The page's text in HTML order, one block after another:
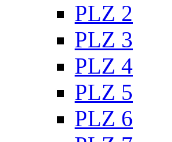
PLZ 2
PLZ 3
PLZ 4
PLZ 5
PLZ 6